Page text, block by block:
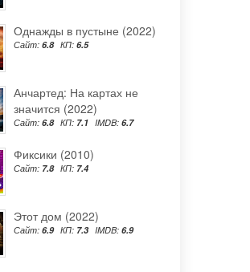
Однажды в пустыне (2022)
Сайт: 6.8 КП: 6.5
Анчартед: На картах не
значится (2022)
Сайт: 6.8 КП: 7.1 IMDB: 6.7
Фиксики (2010)
Сайт: 7.8 КП: 7.4
Этот дом (2022)
Сайт: 6.9 КП: 7.3 IMDB: 6.9